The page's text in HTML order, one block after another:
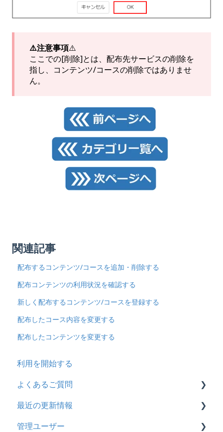
⚠️注意事項⚠️
ここでの[削除]とは、配布先サービスの削除を
指し、コンテンツ/コースの削除ではありませ
ん。
関連記事
配布するコンテンツ/コースを追加・削除する
配布コンテンツの利用状況を確認する
新しく配布するコンテンツ/コースを登録する
配布したコース内容を変更する
配布したコンテンツを変更する
利用を開始する
よくあるご質問
契約
トライアル
最近の更新情報
2026年8月アップデート
管理ユーザー